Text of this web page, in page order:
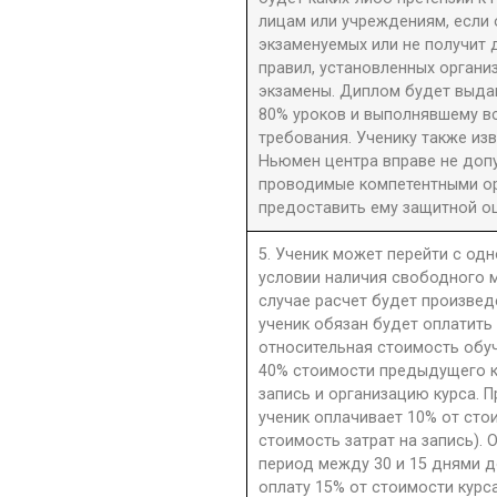
лицам или учреждениям, если
экзаменуемых или не
правил, установленных
экзамены. Диплом будет
80% уроков и выполнявшему
требования. Ученику также
Ньюмен центра вправе не
проводимые компетентными
предоставить ему защитной
5. Ученик может перейти с
условии наличия свободного
случае расчет будет
ученик обязан будет
относительная стоимость
40% стоимости предыдущего
запись и организацию курса.
ученик оплачивает 10% от
стоимость затрат на запись).
период между 30 и 15 днями
оплату 15% от стоимости